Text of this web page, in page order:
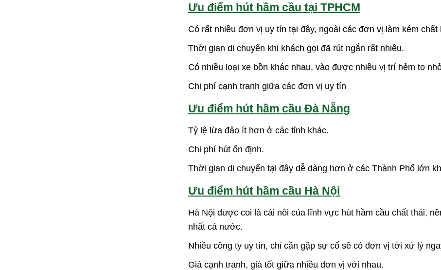
Ưu điểm hút hầm cầu tại TPHCM
Có rất nhiều đơn vị uy tín tại đây, ngoài các đơn vị làm kém chất
Thời gian di chuyển khi khách gọi đã rút ngắn rất nhiều.
Có nhiều loại xe bồn khác nhau, vào được nhiều vị trí hẻm to
Chi phí cạnh tranh giữa các đơn vị uy tín
Ưu điểm hút hầm cầu Đà Nẵng
Tỷ lệ lừa đảo ít hơn ở các tỉnh khác.
Chi phí hút ổn định.
Thời gian di chuyển tại đây dễ dàng hơn ở các Thành Phố lớn
Ưu điểm hút hầm cầu Hà Nội
Hà Nội được coi là cái nôi của lĩnh vực hút hầm cầu chất thải,
nhất cả nước.
Nhiều công ty uy tín, chỉ cần gặp sự cố sẽ có đơn vị tới xử lý
Giá cạnh tranh, giá tốt giữa nhiều đơn vị với nhau.